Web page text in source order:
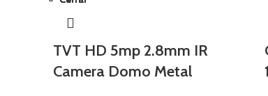
TVT HD 5mp 2.8mm IR
Camera Domo Metal